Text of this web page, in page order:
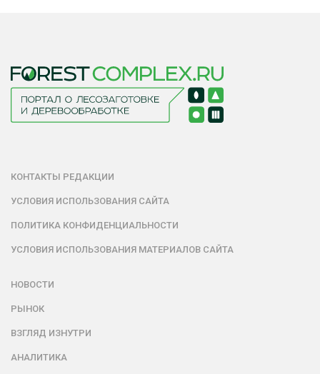
КОНТАКТЫ РЕДАКЦИИ
УСЛОВИЯ ИСПОЛЬЗОВАНИЯ САЙТА
ПОЛИТИКА КОНФИДЕНЦИАЛЬНОСТИ
УСЛОВИЯ ИСПОЛЬЗОВАНИЯ МАТЕРИАЛОВ САЙТА
НОВОСТИ
РЫНОК
ВЗГЛЯД ИЗНУТРИ
АНАЛИТИКА